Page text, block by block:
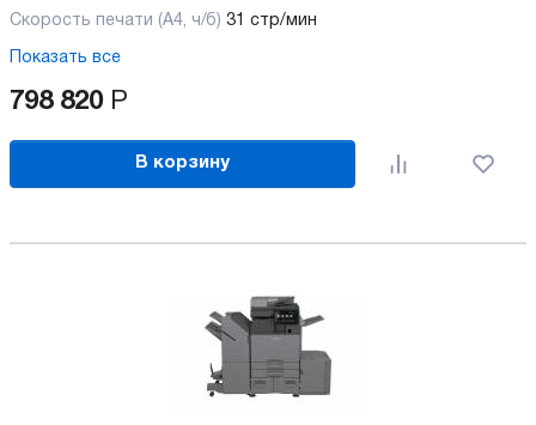
Скорость печати (А4, ч/б) 31 стр/мин
Показать все
798 820 Р
В корзину